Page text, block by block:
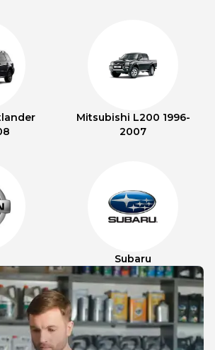
Mitsubishi L200 1996-
2007
Subaru